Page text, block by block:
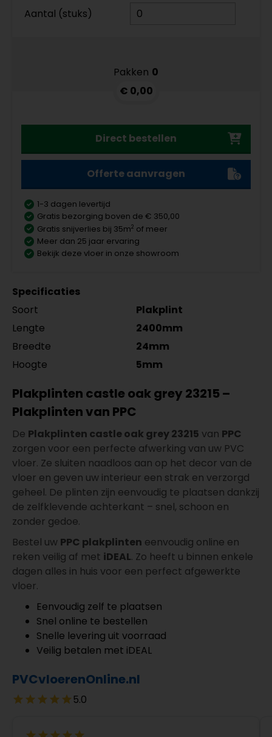
Aantal (stuks)
Pakken 0
€ 0,00
Direct bestellen
Offerte aanvragen
1-3 dagen levertijd
Gratis bezorging boven de € 350,00
Gratis snijverlies bij 35m2 of meer
Meer dan 25 jaar ervaring
Bekijk deze vloer in onze showroom
Specificaties
Soort
Plakplint
Lengte
2400mm
Breedte
24mm
Hoogte
5mm
Plakplinten castle oak grey 23215 –
Plakplinten van PPC
De Plakplinten castle oak grey 23215 van PPC
zorgen voor een perfecte afwerking van uw PVC
vloer. Ze sluiten naadloos aan op het decor van de
vloer en geven uw interieur een strak en verzorgd
geheel. De plinten zijn eenvoudig te plaatsen dankzij
de zelfklevende achterkant – snel, schoon en
zonder gedoe.
Bestel uw PPC plakplinten eenvoudig online en
reken veilig af met iDEAL. Zo heeft u binnen enkele
dagen alles in huis voor een perfect afgewerkte
vloer.
Eenvoudig zelf te plaatsen
Snel online te bestellen
Snelle levering uit voorraad
Veilig betalen met iDEAL
PVCvloerenOnline.nl
5.0